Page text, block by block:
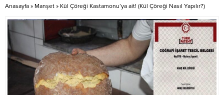
Anasayfa » Manşet » Kül Çöreği Kastamonu’ya ait! (Kül Çöreği Nasıl Yapılır?)